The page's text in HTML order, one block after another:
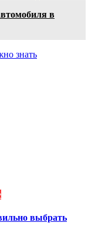
в
знать
выбрать